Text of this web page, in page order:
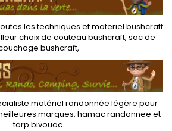
les techniques etmateriel bushcraft
choix de couteau bushcraft, sac de
bushcraft,
matériel randonnée légère pour
marques, hamac randonnee et
tarp bivouac.